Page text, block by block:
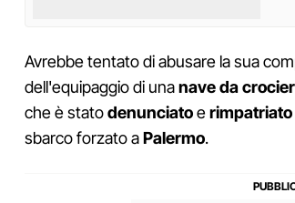
Avrebbe tentato di abusare la sua
dell'equipaggio di unanave da
che è statodenunciatoerimpatriato
sbarco forzato aPalermo.